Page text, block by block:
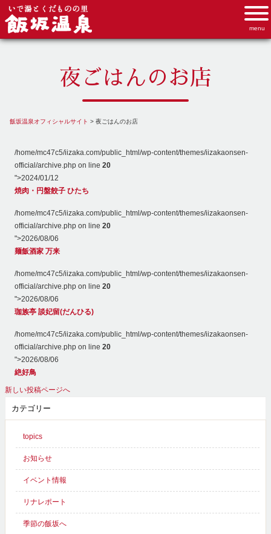
夜ごはんのお店
飯坂温泉オフィシャルサイト > 夜ごはんのお店
/home/mc47c5/iizaka.com/public_html/wp-content/themes/iizakaonsen-
official/archive.php on line 20
">2024/01/12
焼肉・円盤餃子 ひたち
/home/mc47c5/iizaka.com/public_html/wp-content/themes/iizakaonsen-
official/archive.php on line 20
">2026/08/06
麺飯酒家 万来
/home/mc47c5/iizaka.com/public_html/wp-content/themes/iizakaonsen-
official/archive.php on line 20
">2026/08/06
珈族亭 談妃留(だんひる)
/home/mc47c5/iizaka.com/public_html/wp-content/themes/iizakaonsen-
official/archive.php on line 20
">2026/08/06
絶好鳥
新しい投稿ページへ
カテゴリー
topics
お知らせ
イベント情報
リナレポート
季節の飯坂へ